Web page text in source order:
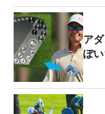
ア
ぽ